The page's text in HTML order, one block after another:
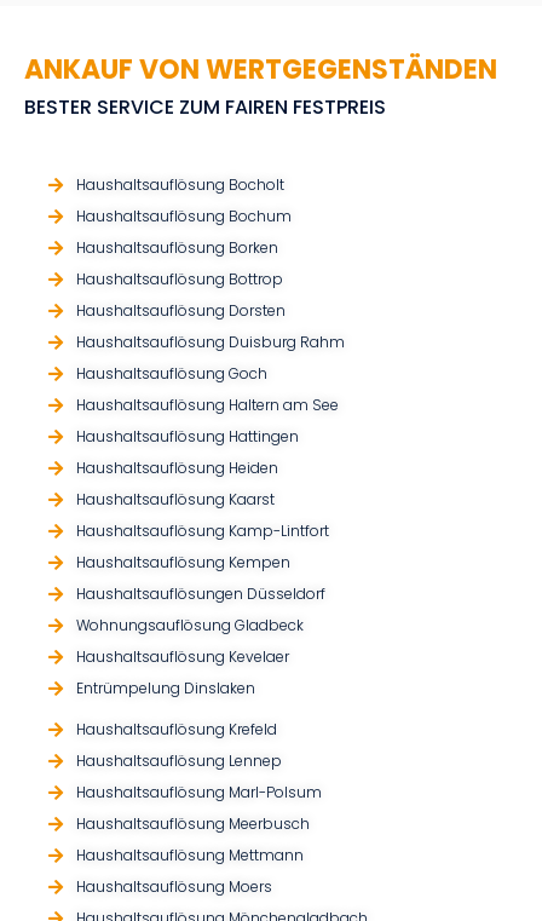
ANKAUF VON WERTGEGENSTÄNDEN
BESTER SERVICE ZUM FAIREN FESTPREIS
Haushaltsauflösung Bocholt
Haushaltsauflösung Bochum
Haushaltsauflösung Borken
Haushaltsauflösung Bottrop
Haushaltsauflösung Dorsten
Haushaltsauflösung Duisburg Rahm
Haushaltsauflösung Goch
Haushaltsauflösung Haltern am See
Haushaltsauflösung Hattingen
Haushaltsauflösung Heiden
Haushaltsauflösung Kaarst
Haushaltsauflösung Kamp-Lintfort
Haushaltsauflösung Kempen
Haushaltsauflösungen Düsseldorf
Wohnungsauflösung Gladbeck
Haushaltsauflösung Kevelaer
Entrümpelung Dinslaken
Haushaltsauflösung Krefeld
Haushaltsauflösung Lennep
Haushaltsauflösung Marl-Polsum
Haushaltsauflösung Meerbusch
Haushaltsauflösung Mettmann
Haushaltsauflösung Moers